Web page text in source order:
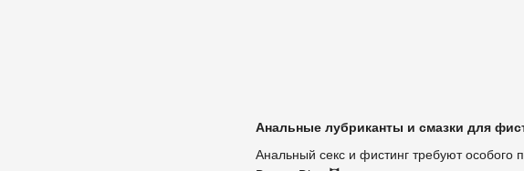
Анальные лубриканты и смазки для
Анальный секс и фистинг требуют особого